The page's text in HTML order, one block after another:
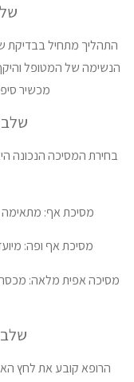
שלב 1:
התהליך מתחיל בבדיקת
הנשימה של המטופל
מכשיר
שלב 2: התאמת המסיכה
בחירת המסיכה הנכונה
מסיכת אף: מתאימה
מסיכת אף ופה:
מסיכה אפית מלאה:
שלב 3: הגדרת לחץ אוויר
הרופא קובע את לחץ